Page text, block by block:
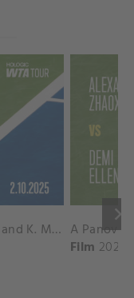
keyboard_arrow_right
A. Krunic and A. Danilina vs. P. Hon and K. Muchova Match Highlights - BEIJING_Capital Group Diamond ( October 02, 2025)
Film 2026